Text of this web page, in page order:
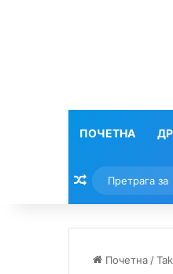
ПОЧЕТНА
Насумични
Почетна /